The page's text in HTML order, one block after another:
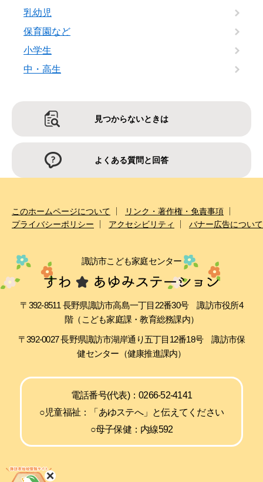
乳幼児
保育園など
小学生
中・高生
見つからないときは
よくある質問と回答
このホームページについて
リンク・著作権・免責事項
プライバシーポリシー
アクセシビリティ バナー広告について
諏訪市こども家庭センター
〒392-8511 長野県諏訪市高島一丁目22番30号 諏訪市役所4
階（こども家庭課・教育総務課内）
〒392-0027 長野県諏訪市湖岸通り五丁目12番18号 諏訪市保
健センター（健康推進課内）
電話番号(代表)：0266-52-4141
○児童福祉：「あゆステへ」と伝えてください
○母子保健：内線592